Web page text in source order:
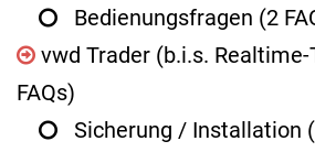
Bedienungsfragen (2
vwd Trader (b.i.s.
FAQs)
Sicherung / Installation